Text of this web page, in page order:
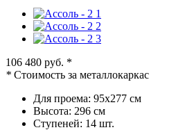
106 480 руб. *
* Стоимость за металлокаркас
Для проема: 95х277 см
Высота: 296 см
Ступеней: 14 шт.